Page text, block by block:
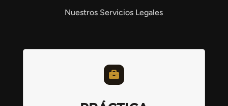
Nuestros Servicios Legales
